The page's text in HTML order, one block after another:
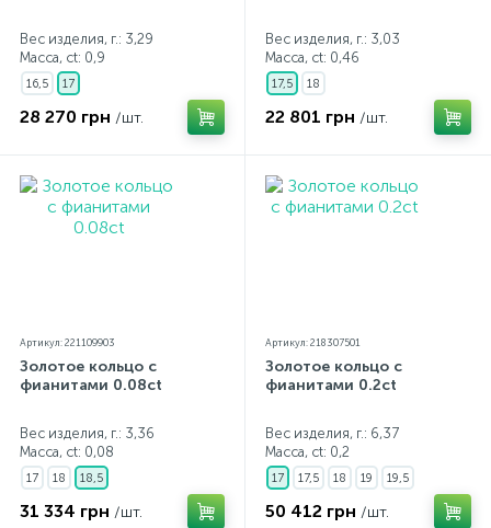
Вес изделия, г.: 3,29
Масса, ct: 0,9
16,5 17
28 270 грн /шт.
Вес изделия, г.: 3,03
Масса, ct: 0,46
17,5 18
22 801 грн /шт.
Артикул: 221109903
Золотое кольцо с
фианитами 0.08ct
Вес изделия, г.: 3,36
Масса, ct: 0,08
17 18 18,5
31 334 грн /шт.
Артикул: 218307501
Золотое кольцо с
фианитами 0.2ct
Вес изделия, г.: 6,37
Масса, ct: 0,2
17 17,5 18 19 19,5
50 412 грн /шт.